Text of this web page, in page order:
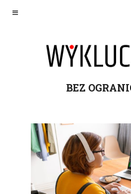
BEZ